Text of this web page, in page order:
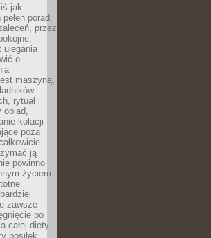
jak
pełen porad,
przez
ulegania
o
maszyną,
rytuał i
obiad,
kolacji
poza
ją
powinno
życiem i
zawsze
po
całej diety.
posiłek,